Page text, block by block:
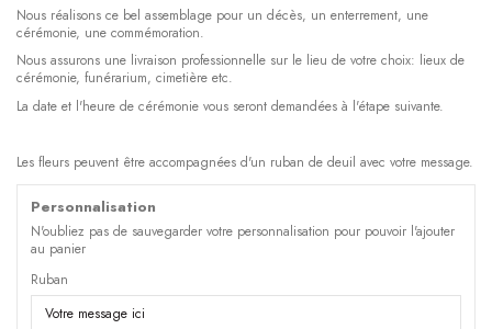
Nous réalisons ce bel assemblage pour un décès, un enterrement, une
cérémonie, une commémoration.
Nous assurons une livraison professionnelle sur le lieu de votre choix: lieux de
cérémonie, funérarium, cimetière etc.
La date et l'heure de cérémonie vous seront demandées à l'étape suivante.
Les fleurs peuvent être accompagnées d'un ruban de deuil avec votre message.
Personnalisation
N'oubliez pas de sauvegarder votre personnalisation pour pouvoir l'ajouter
au panier
Ruban